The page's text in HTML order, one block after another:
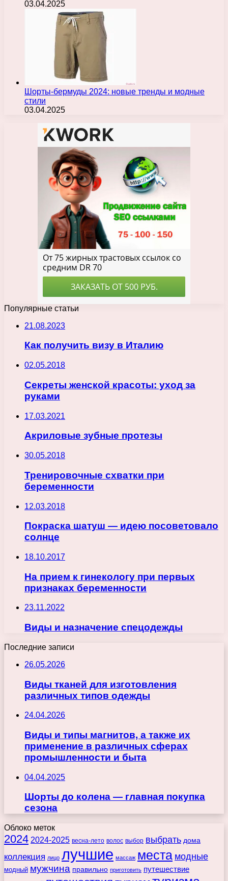
03.04.2025
Шорты-бермуды 2024: новые тренды и модные
стили
03.04.2025
Популярные статьи
21.08.2023
Как получить визу в Италию
02.05.2018
Секреты женской красоты: уход за
руками
17.03.2021
Акриловые зубные протезы
30.05.2018
Тренировочные схватки при
беременности
12.03.2018
Покраска шатуш — идею посоветовало
солнце
18.10.2017
На прием к гинекологу при первых
признаках беременности
23.11.2022
Виды и назначение спецодежды
Последние записи
26.05.2026
Виды тканей для изготовления
различных типов одежды
24.04.2026
Виды и типы магнитов, а также их
применение в различных сферах
промышленности и быта
04.04.2025
Шорты до колена — главная покупка
сезона
Облоко меток
2024 2024-2025 весна-лето волос выбор выбрать дома
коллекция лицо лучшие массаж места модные
модный мужчина правильно приготовить путешествие